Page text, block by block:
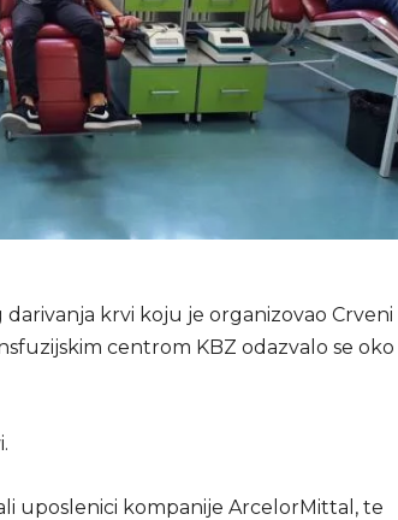
krvi koju je organizovao Crveni
centrom KBZ odazvalo se oko
uposlenici kompanije ArcelorMittal, te